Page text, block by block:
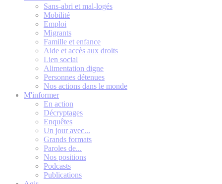
Sans-abri et mal-logés
Mobilité
Emploi
Migrants
Famille et enfance
Aide et accès aux droits
Lien social
Alimentation digne
Personnes détenues
Nos actions dans le monde
M'informer
En action
Décryptages
Enquêtes
Un jour avec...
Grands formats
Paroles de...
Nos positions
Podcasts
Publications